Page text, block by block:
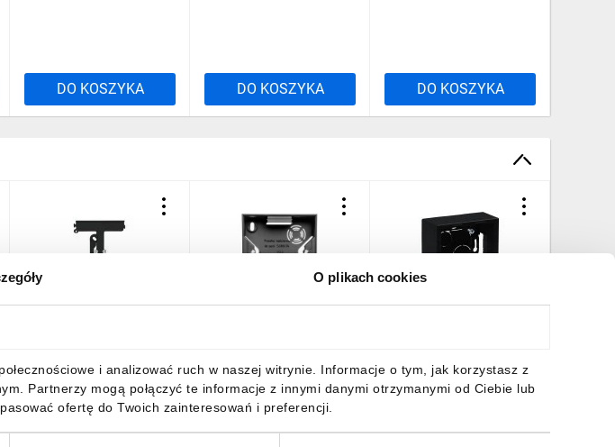
O plikach cookies
i analizować ruch w naszej witrynie. Informacje o tym, jak korzystasz z
Partnerzy mogą połączyć te informacje z innymi danymi otrzymanymi od Ciebie lub
ofertę do Twoich zainteresowań i preferencji.
DO KOSZYKA DO KOSZYKA DO KOSZYKA
puszkę poj. składaną TSC
do ramek wielokrotnych.
Czarny mat TSH/149
18,60 złbrutto 12,57 zł brutto 48,62 złbrutto